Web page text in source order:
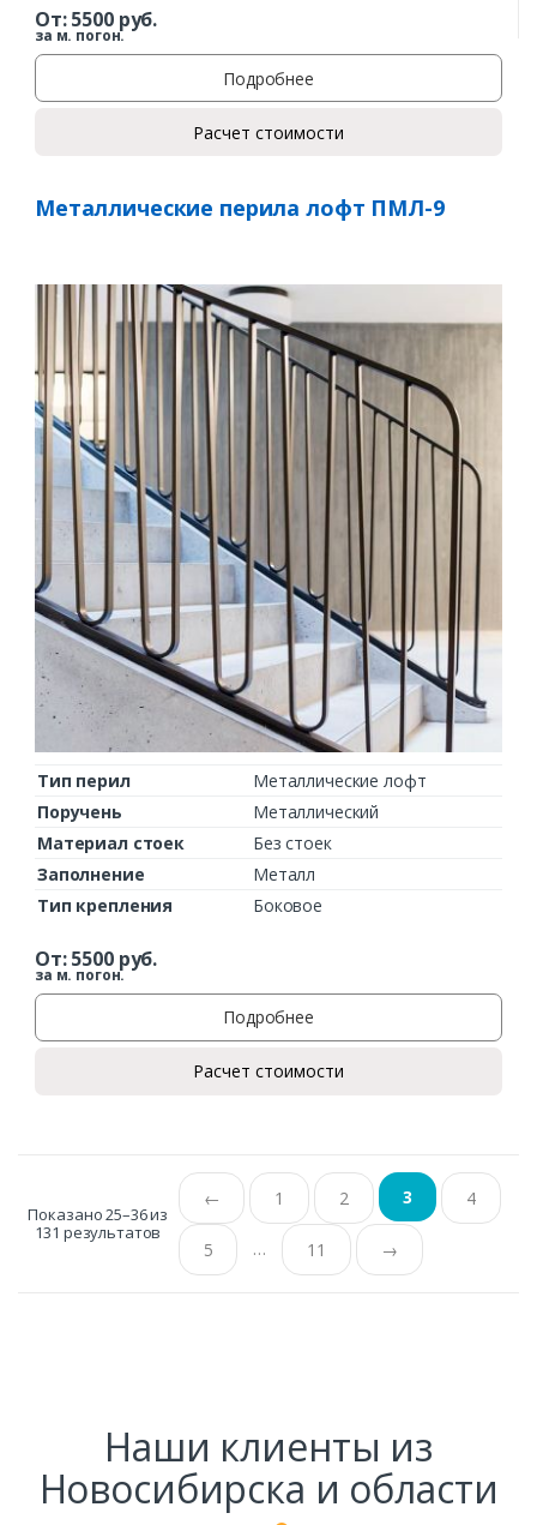
От:5500руб.
за м. погон.
Подробнее
Расчет стоимости
Металлические перила лофт ПМЛ-9
Тип перил
Металлические лофт
Поручень
Металлический
Материал стоек
Без стоек
Заполнение
Металл
Тип крепления
Боковое
От:5500руб.
за м. погон.
Подробнее
Расчет стоимости
Показано 25–36 из
131 результатов
← 1 2 3 4
5 … 11 →
Наши клиенты из
Новосибирска и области